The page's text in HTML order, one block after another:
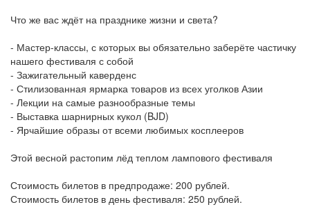
Что же вас ждёт на празднике жизни и света?
- Мастер-классы, с которых вы обязательно заберёте частичку
нашего фестиваля с собой
- Зажигательный каверденс
- Стилизованная ярмарка товаров из всех уголков Азии
- Лекции на самые разнообразные темы
- Выставка шарнирных кукол (BJD)
- Ярчайшие образы от всеми любимых косплееров
Этой весной растопим лёд теплом лампового фестиваля
Стоимость билетов в предпродаже: 200 рублей.
Стоимость билетов в день фестиваля: 250 рублей.